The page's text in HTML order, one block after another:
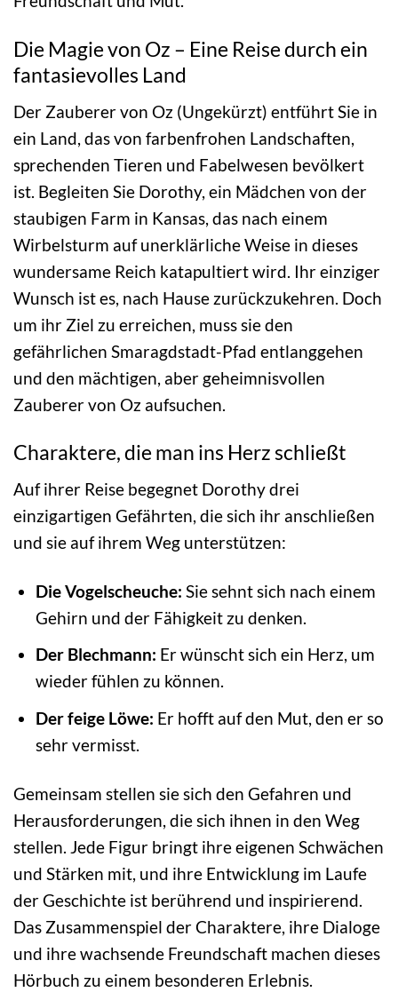
Die Magie von Oz – Eine Reise durch ein
fantasievolles Land
Der Zauberer von Oz (Ungekürzt) entführt Sie in
ein Land, das von farbenfrohen Landschaften,
sprechenden Tieren und Fabelwesen bevölkert
ist. Begleiten Sie Dorothy, ein Mädchen von der
staubigen Farm in Kansas, das nach einem
Wirbelsturm auf unerklärliche Weise in dieses
wundersame Reich katapultiert wird. Ihr einziger
Wunsch ist es, nach Hause zurückzukehren. Doch
um ihr Ziel zu erreichen, muss sie den
gefährlichen Smaragdstadt-Pfad entlanggehen
und den mächtigen, aber geheimnisvollen
Zauberer von Oz aufsuchen.
Charaktere, die man ins Herz schließt
Auf ihrer Reise begegnet Dorothy drei
einzigartigen Gefährten, die sich ihr anschließen
und sie auf ihrem Weg unterstützen:
Die Vogelscheuche: Sie sehnt sich nach einem
Gehirn und der Fähigkeit zu denken.
Der Blechmann: Er wünscht sich ein Herz, um
wieder fühlen zu können.
Der feige Löwe: Er hofft auf den Mut, den er so
sehr vermisst.
Gemeinsam stellen sie sich den Gefahren und
Herausforderungen, die sich ihnen in den Weg
stellen. Jede Figur bringt ihre eigenen Schwächen
und Stärken mit, und ihre Entwicklung im Laufe
der Geschichte ist berührend und inspirierend.
Das Zusammenspiel der Charaktere, ihre Dialoge
und ihre wachsende Freundschaft machen dieses
Hörbuch zu einem besonderen Erlebnis.